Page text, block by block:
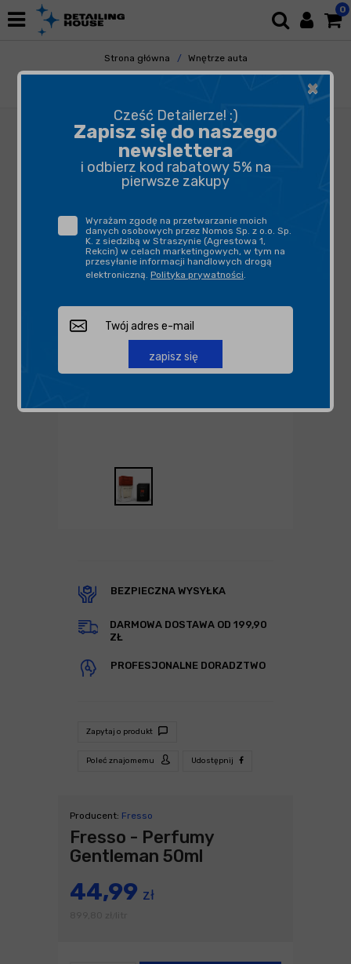
0
Strona główna
Wnętrze auta
Odświeżacze Powietrza
Perfumy i Spraye
BEZPIECZNA WYSYŁKA
DARMOWA DOSTAWA OD 199,90
ZŁ
PROFESJONALNE DORADZTWO
Zapytaj o produkt
Poleć znajomemu Udostępnij
Producent: Fresso
Fresso - Perfumy
Gentleman 50ml
44,99 zł
×
Cześć Detailerze! :)
Zapisz się do naszego
newslettera
i odbierz kod rabatowy 5% na
pierwsze zakupy
Wyrażam zgodę na przetwarzanie moich
danych osobowych przez Nomos Sp. z o.o. Sp.
K. z siedzibą w Straszynie (Agrestowa 1,
Rekcin) w celach marketingowych, w tym na
przesyłanie informacji handlowych drogą
elektroniczną. Polityka prywatności.
zapisz się